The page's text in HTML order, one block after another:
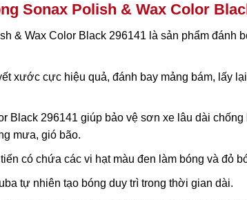
Sonax Polish & Wax Color
& Wax Color Black 296141 là sản phẩm đánh
xước cực hiệu quả, đánh bay mảng bám, lấy
Black 296141 giúp bảo vệ sơn xe lâu dài
mưa, gió bão.
có chứa các vi hạt màu đen làm bóng và đỏ
tự nhiên tạo bóng duy trì trong thời gian dài.